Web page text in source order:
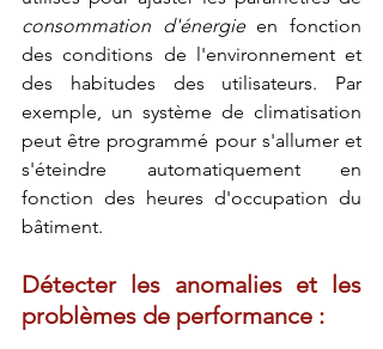
consommation d'énergie en fonction
des conditions de l'environnement et
des habitudes des utilisateurs. Par
exemple, un système de climatisation
peut être programmé pour s'allumer et
s'éteindre automatiquement en
fonction des heures d'occupation du
bâtiment.
Détecter les anomalies et les
problèmes de performance :